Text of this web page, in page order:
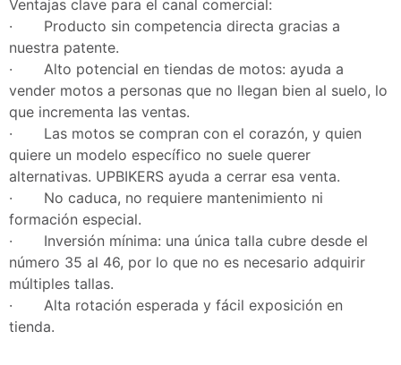
Ventajas clave para el canal comercial:
· Producto sin competencia directa gracias a
nuestra patente.
· Alto potencial en tiendas de motos: ayuda a
vender motos a personas que no llegan bien al suelo, lo
que incrementa las ventas.
· Las motos se compran con el corazón, y quien
quiere un modelo específico no suele querer
alternativas. UPBIKERS ayuda a cerrar esa venta.
· No caduca, no requiere mantenimiento ni
formación especial.
· Inversión mínima: una única talla cubre desde el
número 35 al 46, por lo que no es necesario adquirir
múltiples tallas.
· Alta rotación esperada y fácil exposición en
tienda.